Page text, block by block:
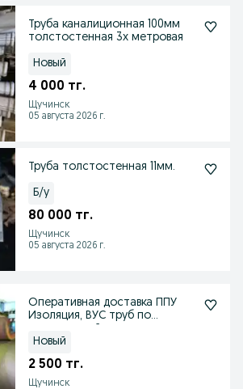
Труба каналиционная 100мм
толстостенная 3х метровая
Новый
4 000 тг.
Щучинск
05 августа 2026 г.
Труба толстостенная 11мм.
Б/у
80 000 тг.
Щучинск
05 августа 2026 г.
Оперативная доставка ППУ
Изоляция, ВУС труб по
Новый
2 500 тг.
Щучинск